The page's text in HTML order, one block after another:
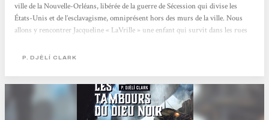
ville de la Nouvelle-Orléans, libérée de la guerre de Sécession qui divise les
États-Unis et de l’esclavagisme, omniprésent hors des murs de la ville. Nous
allons y rencontrer Jacqueline « LaVrille » une enfant qui survit dans les rues
fait halte dans la ville, et dont les particularités sont intimement liées à celle de
talent...
P. DJÈLÍ CLARK